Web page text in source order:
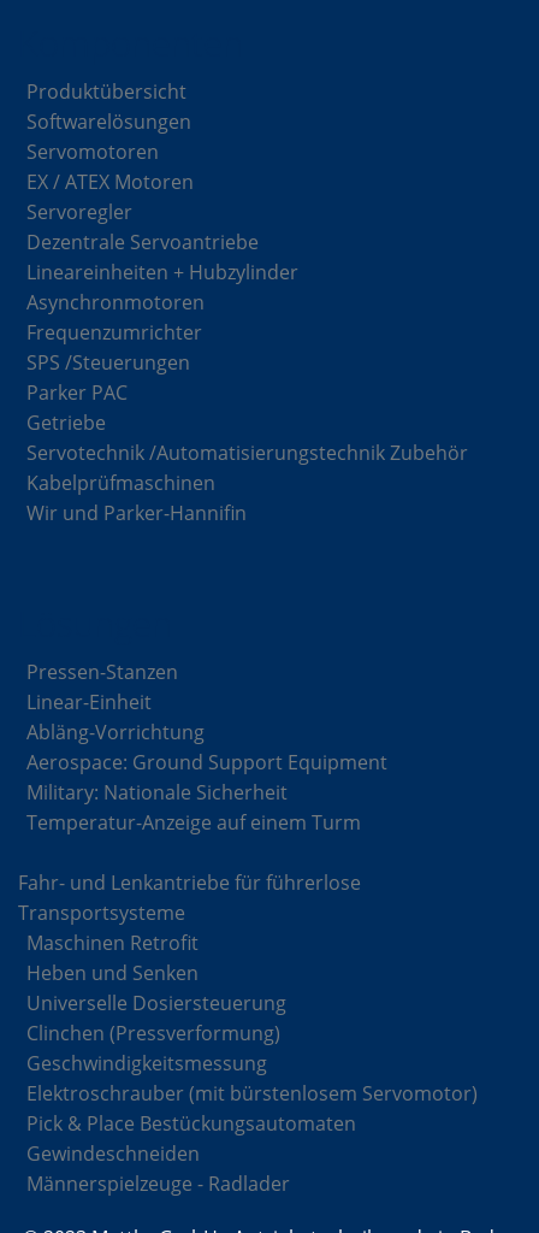
Produktübersicht
Softwarelösungen
Servomotoren
EX / ATEX Motoren
Servoregler
Dezentrale Servoantriebe
Lineareinheiten + Hubzylinder
Asynchronmotoren
Frequenzumrichter
SPS /Steuerungen
Parker PAC
Getriebe
Servotechnik /Automatisierungstechnik Zubehör
Kabelprüfmaschinen
Wir und Parker-Hannifin
Pressen-Stanzen
Linear-Einheit
Abläng-Vorrichtung
Aerospace: Ground Support Equipment
Military: Nationale Sicherheit
Temperatur-Anzeige auf einem Turm
Fahr- und Lenkantriebe für führerlose
Transportsysteme
Maschinen Retrofit
Heben und Senken
Universelle Dosiersteuerung
Clinchen (Pressverformung)
Geschwindigkeitsmessung
Elektroschrauber (mit bürstenlosem Servomotor)
Pick & Place Bestückungsautomaten
Gewindeschneiden
Männerspielzeuge - Radlader